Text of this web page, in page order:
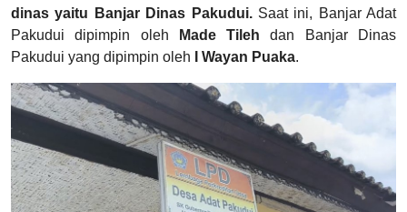
dinas yaitu Banjar Dinas Pakudui.Saat ini, Banjar Adat
Pakudui dipimpin oleh
Made Tileh dan Banjar Dinas
Pakudui yang dipimpin oleh
I Wayan Puaka.